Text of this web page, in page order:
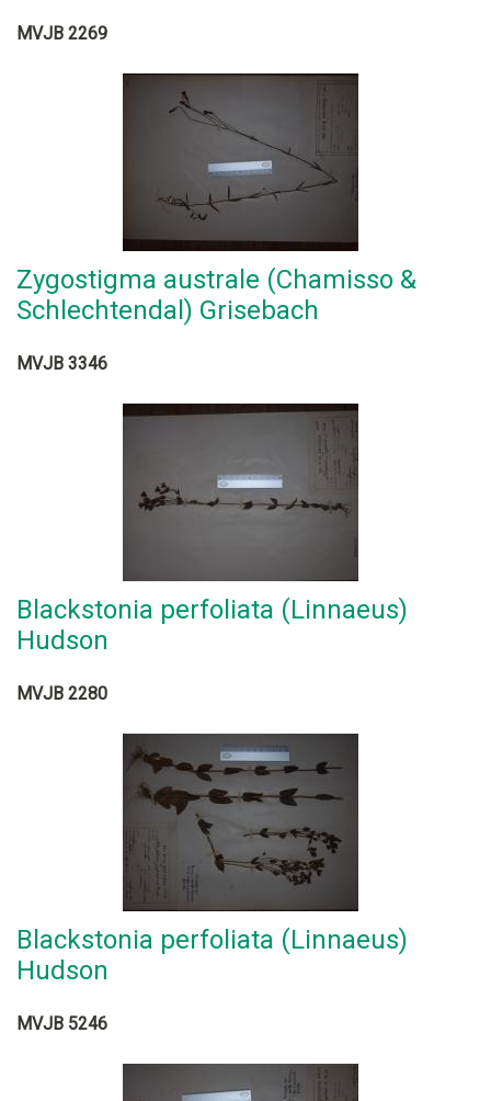
MVJB 2269
Zygostigma australe (Chamisso &
Schlechtendal) Grisebach
MVJB 3346
Blackstonia perfoliata (Linnaeus)
Hudson
MVJB 2280
Blackstonia perfoliata (Linnaeus)
Hudson
MVJB 5246